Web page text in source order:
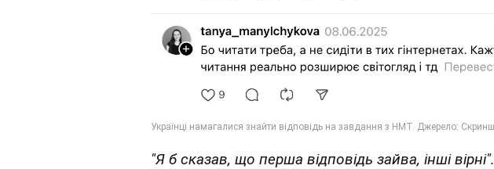
"Я б сказав, що перша відповідь зайва, інші вірні".